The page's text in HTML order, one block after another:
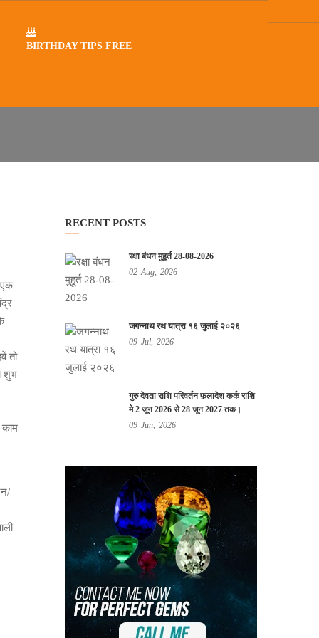
BIRTHDAY TIPS FREE
एक
तो
शुभ
काम
RECENT POSTS
रक्षा बंधन मुहूर्त 28-08-2026
02 Aug, 2026
जगन्नाथ रथ यात्रा १६ जुलाई २०२६
09 Jul, 2026
गुरु देवता राशि परिवर्तन फ़लादेश कर्क राशि
मे 2 जून 2026 से 28 जून 2027 तक।
09 Jun, 2026